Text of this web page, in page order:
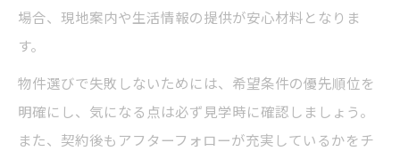
徳島県で失敗しない中古住宅の選び方
不動産売り物件情報と中村ハウジングの強
み
場合、現地案内や生活情報の提供が安心材料となりま
す。
物件選びで失敗しないためには、希望条件の優先順位を
明確にし、気になる点は必ず見学時に確認しましょう。
また、契約後もアフターフォローが充実しているかをチ